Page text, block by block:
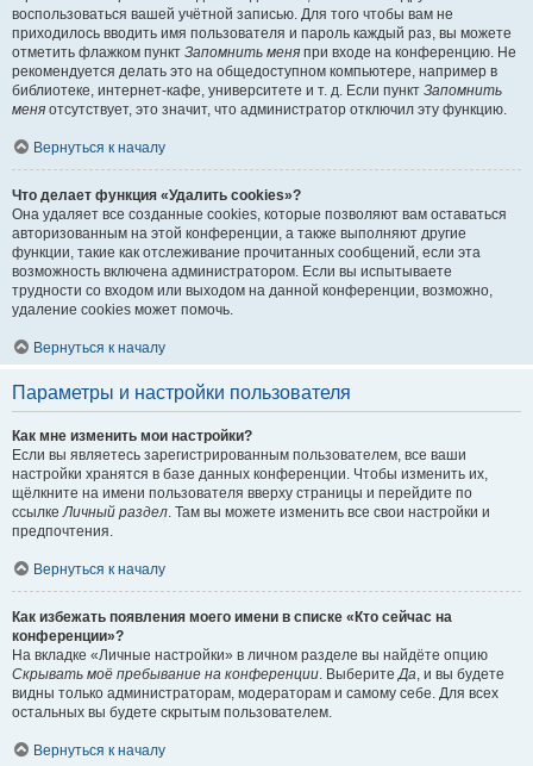
воспользоваться вашей учётной записью. Для того чтобы вам не
приходилось вводить имя пользователя и пароль каждый раз, вы можете
отметить флажком пункт Запомнить меня при входе на конференцию. Не
рекомендуется делать это на общедоступном компьютере, например в
библиотеке, интернет-кафе, университете и т. д. Если пункт Запомнить
меня отсутствует, это значит, что администратор отключил эту функцию.
Вернуться к началу
Что делает функция «Удалить cookies»?
Она удаляет все созданные cookies, которые позволяют вам оставаться
авторизованным на этой конференции, а также выполняют другие
функции, такие как отслеживание прочитанных сообщений, если эта
возможность включена администратором. Если вы испытываете
трудности со входом или выходом на данной конференции, возможно,
удаление cookies может помочь.
Вернуться к началу
Параметры и настройки пользователя
Как мне изменить мои настройки?
Если вы являетесь зарегистрированным пользователем, все ваши
настройки хранятся в базе данных конференции. Чтобы изменить их,
щёлкните на имени пользователя вверху страницы и перейдите по
ссылкеЛичный раздел. Там вы можете изменить все свои настройки и
предпочтения.
Вернуться к началу
Как избежать появления моего имени в списке «Кто сейчас на
конференции»?
На вкладке «Личные настройки» в личном разделе вы найдёте опцию
Скрывать моё пребывание на конференции. ВыберитеДа, и вы будете
видны только администраторам, модераторам и самому себе. Для всех
остальных вы будете скрытым пользователем.
Вернуться к началу